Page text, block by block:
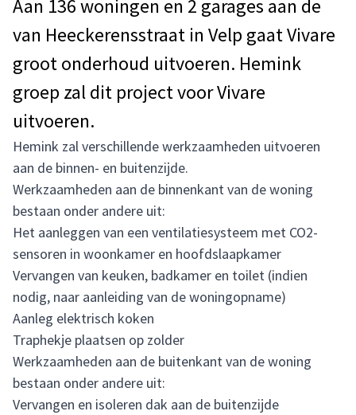
Aan 136 woningen en 2 garages aan de
van Heeckerensstraat in Velp gaat Vivare
groot onderhoud uitvoeren. Hemink
groep zal dit project voor Vivare
uitvoeren.
Hemink zal verschillende werkzaamheden uitvoeren
aan de binnen- en buitenzijde.
Werkzaamheden aan de binnenkant van de woning
bestaan onder andere uit:
Het aanleggen van een ventilatiesysteem met CO2-
sensoren in woonkamer en hoofdslaapkamer
Vervangen van keuken, badkamer en toilet (indien
nodig, naar aanleiding van de woningopname)
Aanleg elektrisch koken
Traphekje plaatsen op zolder
Werkzaamheden aan de buitenkant van de woning
bestaan onder andere uit:
Vervangen en isoleren dak aan de buitenzijde